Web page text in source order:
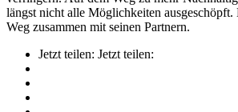
längst nicht alle Möglichkeiten
Weg zusammen mit seinen Partnern.
Jetzt teilen: Jetzt teilen: